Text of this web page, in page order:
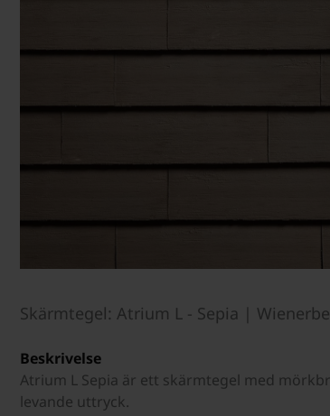
Skärmtegel: Atrium L - Sepia |
Beskrivelse
Atrium L Sepia är ett skärmtegel med
levande uttryck.